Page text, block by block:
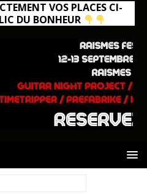
VOS PLACES CI-
DU BONHEUR